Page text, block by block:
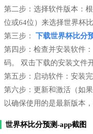
第二步：选择软件版本：
位或64位）来选择世界杯比
第三步： 下载世界杯比分
第四步：检查并安装软件
码。 双击下载的安装文件
第五步：启动软件：安装
第六步：更新和激活（如
以确保使用的是最新版本
世界杯比分预测-app截图